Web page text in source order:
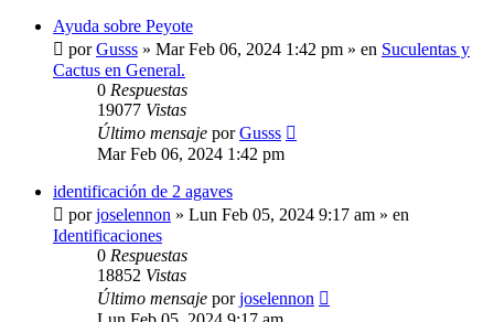
Ayuda sobre Peyote
porGusss » Mar Feb 06, 2024 1:42 pm » en Suculentas y
Cactus en General.
0 Respuestas
19077 Vistas
Último mensaje porGusss
Mar Feb 06, 2024 1:42 pm
identificación de 2 agaves
porjoselennon » Lun Feb 05, 2024 9:17 am » en
Identificaciones
0 Respuestas
18852 Vistas
Último mensaje porjoselennon